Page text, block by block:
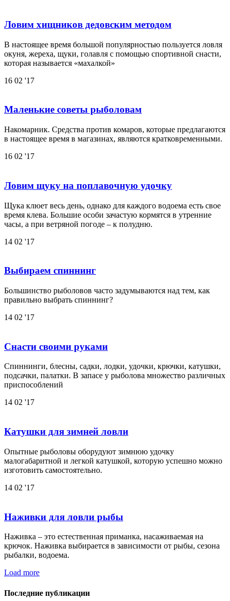
Ловим хищников дедовским методом
В настоящее время большой популярностью пользуется ловля
окуня, жереха, щуки, голавля с помощью спортивной снасти,
которая называется «махалкой»
16 02 '17
Маленькие советы рыболовам
Накомарник. Средства против комаров, которые предлагаются
в настоящее время в магазинах, являются кратковременными.
16 02 '17
Ловим щуку на поплавочную удочку
Щука клюет весь день, однако для каждого водоема есть свое
время клева. Большие особи зачастую кормятся в утренние
часы, а при ветряной погоде – к полудню.
14 02 '17
Выбираем спиннинг
Большинство рыболовов часто задумываются над тем, как
правильно выбрать спиннинг?
14 02 '17
Снасти своими руками
Спиннинги, блесны, садки, лодки, удочки, крючки, катушки,
подсачки, палатки. В запасе у рыболова множество различных
приспособлений
14 02 '17
Катушки для зимней ловли
Опытные рыболовы оборудуют зимнюю удочку
малогабаритной и легкой катушкой, которую успешно можно
изготовить самостоятельно.
14 02 '17
Наживки для ловли рыбы
Наживка – это естественная приманка, насаживаемая на
крючок. Наживка выбирается в зависимости от рыбы, сезона
рыбалки, водоема.
Load more
Последние публикации